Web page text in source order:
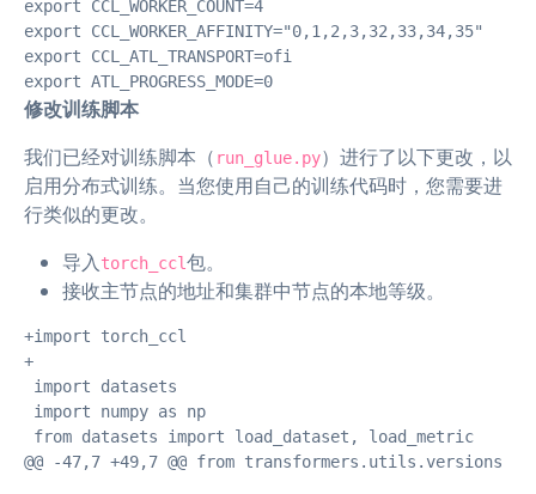
export CCL_WORKER_COUNT=4
export CCL_WORKER_AFFINITY="0,1,2,3,32,33,34,35"
export CCL_ATL_TRANSPORT=ofi
export ATL_PROGRESS_MODE=0
修改训练脚本
我们已经对训练脚本（ run_glue.py）进行了以下更改，以
启用分布式训练。当您使用自己的训练代码时，您需要进
行类似的更改。
导入torch_ccl包。
接收主节点的地址和集群中节点的本地等级。
+import torch_ccl
+
import datasets
import numpy as np
from datasets import load_dataset, load_metric
@@ -47,7 +49,7 @@ from transformers.utils.versions